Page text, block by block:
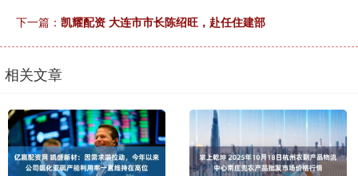
下一篇： 凯耀配资 大连市市长陈绍旺，赴任住建部
相关文章